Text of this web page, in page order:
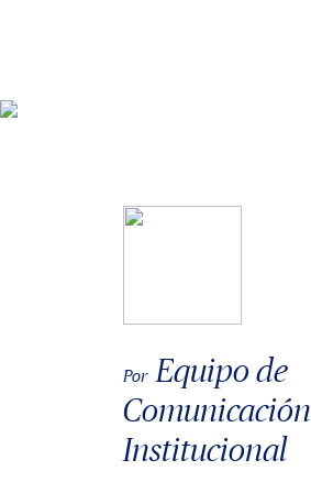
Por Equipo de
Comunicación
Institucional